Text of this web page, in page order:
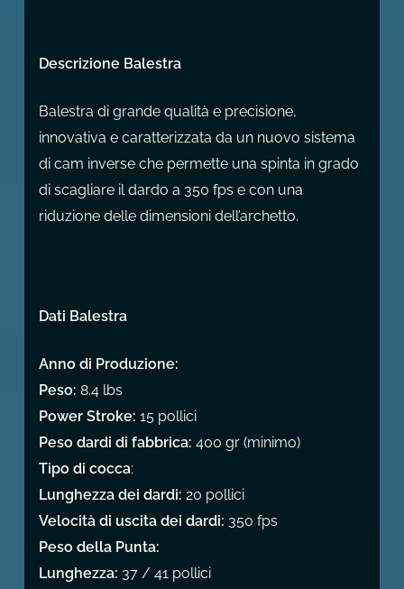
Descrizione Balestra
Balestra di grande qualità e precisione,
innovativa e caratterizzata da un nuovo sistema
di cam inverse che permette una spinta in grado
di scagliare il dardo a 350 fps e con una
riduzione delle dimensioni dell’archetto.
Dati Balestra
Anno di Produzione:
Peso: 8.4 lbs
Power Stroke: 15 pollici
Peso dardi di fabbrica: 400 gr (minimo)
Tipo di cocca:
Lunghezza dei dardi: 20 pollici
Velocità di uscita dei dardi: 350 fps
Peso della Punta:
Lunghezza: 37 / 41 pollici